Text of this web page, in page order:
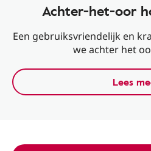
Achter-het-oor
Een gebruiksvriendelijk en
we achter het
Lees